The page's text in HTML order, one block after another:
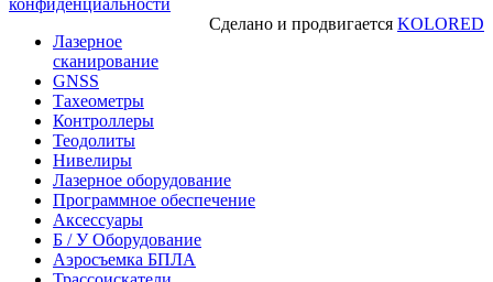
Сделано и продвигается KOLORED
Лазерное
сканирование
GNSS
Тахеометры
Контроллеры
Теодолиты
Нивелиры
Лазерное оборудование
Программное обеспечение
Аксессуары
Б / У Оборудование
Аэросъемка БПЛА